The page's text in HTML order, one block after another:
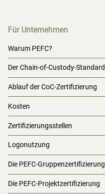
Für Unternehmen
Warum PEFC?
Der Chain-of-Custody-Standard
Ablauf der CoC-Zertifizierung
Kosten
Zertifizierungsstellen
Logonutzung
Die PEFC-Gruppenzertifizierung
Die PEFC-Projektzertifizierung